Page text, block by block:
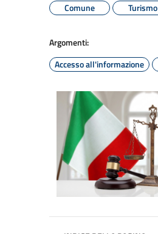
Comune
Turismo
Argomenti:
Accesso all'informazione